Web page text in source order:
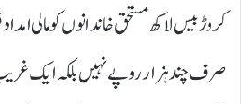
کروڑ بیس لاکھ مستحق خاندانوں کو مالی
صرف چند ہزار روپے نہیں بلکہ ایک